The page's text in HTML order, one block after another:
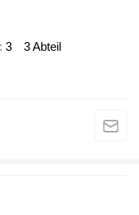
3 3 Abteil